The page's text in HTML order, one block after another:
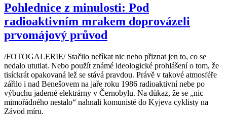
Pohlednice z minulosti: Pod
radioaktivním mrakem doprovázeli
prvomájový průvod
/FOTOGALERIE/ Stačilo neříkat nic nebo přiznat jen to, co se
nedalo ututlat. Nebo použít známé ideologické prohlášení o tom, že
tisíckrát opakovaná lež se stává pravdou. Právě v takové atmosféře
zářilo i nad Benešovem na jaře roku 1986 radioaktivní nebe po
výbuchu jaderné elektrárny v Černobylu. Na důkaz, že se „nic
mimořádného nestalo“ nahnali komunisté do Kyjeva cyklisty na
Závod míru.